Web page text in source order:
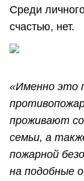
Среди
счастью, нет.
«Именно это
проживают
семьи, а
пожарной
на подобные